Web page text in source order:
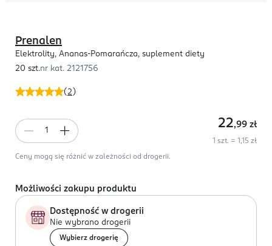
(2 )
Prenalen
Elektrolity, Ananas-Pomarańcza, suplement diety
20 szt.nr kat. 2121756
22,99 zł
1 szt. = 1,15 zł
Ceny mogą się różnić w zależności od drogerii.
Możliwości zakupu produktu
Dostępność w drogerii
Nie wybrano drogerii
Wybierz drogerię